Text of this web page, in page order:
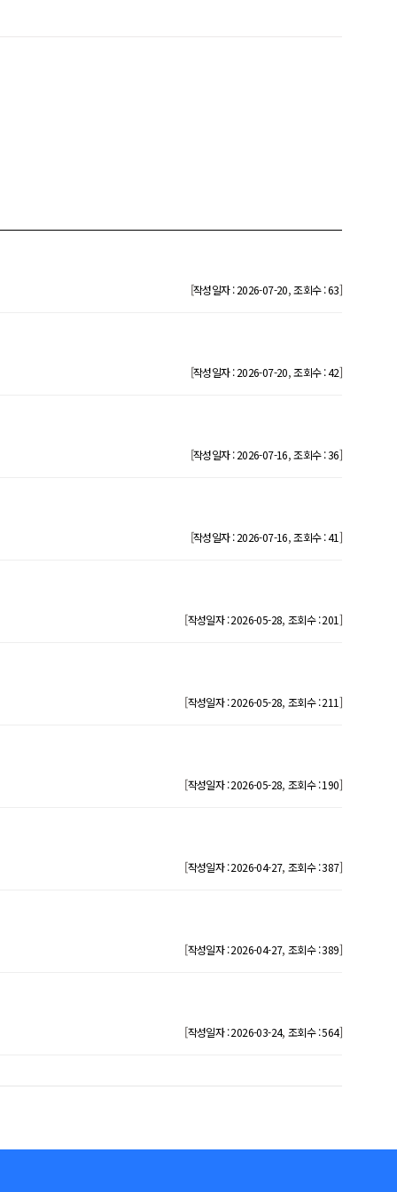
[작성일자 : 2026-07-20,조회수 : 63]
[작성일자 : 2026-07-20,조회수 : 42]
[작성일자 : 2026-07-16,조회수 : 36]
[작성일자 : 2026-07-16,조회수 : 41]
[작성일자 : 2026-05-28,조회수 : 201]
[작성일자 : 2026-05-28,조회수 : 211]
[작성일자 : 2026-05-28,조회수 : 190]
[작성일자 : 2026-04-27,조회수 : 387]
[작성일자 : 2026-04-27,조회수 : 389]
[작성일자 : 2026-03-24,조회수 : 564]